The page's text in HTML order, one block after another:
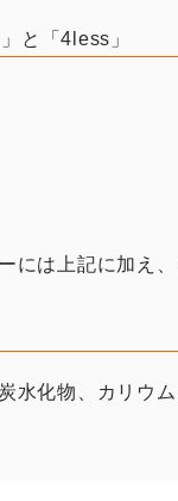
と「4less」
には上記に加え
水化物、カリウ